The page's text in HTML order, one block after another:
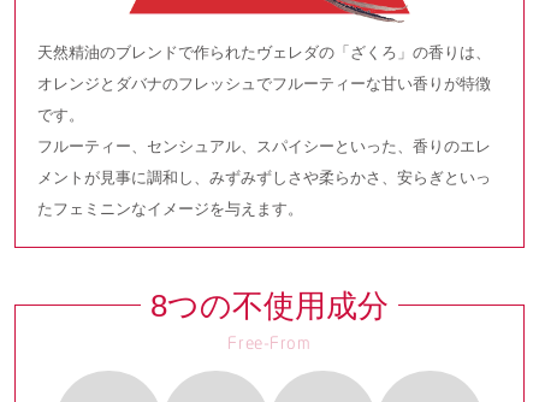
天然精油のブレンドで作られたヴェレダの「ざくろ」の香りは、
オレンジとダバナのフレッシュでフルーティーな甘い香りが特徴
です。
フルーティー、センシュアル、スパイシーといった、香りのエレ
メントが見事に調和し、みずみずしさや柔らかさ、安らぎといっ
たフェミニンなイメージを与えます。
8つの不使用成分
Free-From